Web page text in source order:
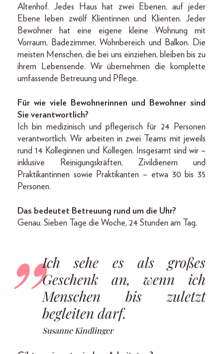
Altenhof. Jedes Haus hat zwei Ebenen, auf jeder
Ebene leben zwölf Klientinnen und Klienten. Jeder
Bewohner hat eine eigene kleine Wohnung mit
Vorraum, Badezimmer, Wohnbereich und Balkon. Die
meisten Menschen, die bei uns einziehen, bleiben bis zu
ihrem Lebensende. Wir übernehmen die komplette
umfassende Betreuung und Pflege.
Für wie viele Bewohnerinnen und Bewohner sind
Sie verantwortlich?
Ich bin medizinisch und pflegerisch für 24 Personen
verantwortlich. Wir arbeiten in zwei Teams mit jeweils
rund 14 Kolleginnen und Kollegen. Insgesamt sind wir –
inklusive Reinigungskräften, Zivildienern und
Praktikantinnen sowie Praktikanten – etwa 30 bis 35
Personen.
Das bedeutet Betreuung rund um die Uhr?
Genau. Sieben Tage die Woche, 24 Stunden am Tag.
Ich sehe es als großes
Geschenk an, wenn ich
Menschen bis zuletzt
begleiten darf.
Susanne Kindlinger